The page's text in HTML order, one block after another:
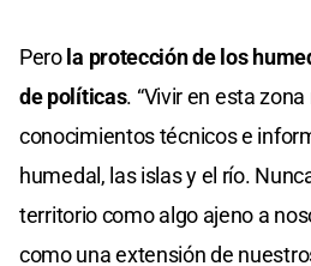
Pero la protección de los
de políticas. “Vivir en esta
conocimientos técnicos e
humedal, las islas y el río.
territorio como algo ajeno a
como una extensión de